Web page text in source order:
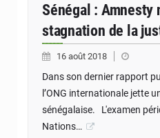
Sénégal : Amnesty
stagnation de la
16 août 2018
Dans son dernier rapport
l’ONG internationale jette
sénégalaise. L'examen
Nations…